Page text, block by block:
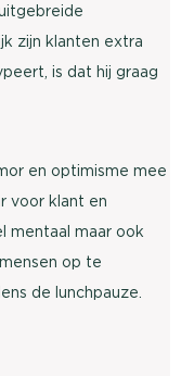
zijn klanten extra
is dat hij graag
en optimisme mee
voor klant en
mentaal maar ook
op te
de lunchpauze.